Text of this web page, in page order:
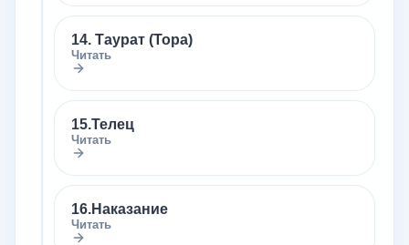
14. Таурат (Тора)
Читать
15.Телец
Читать
16.Наказание
Читать